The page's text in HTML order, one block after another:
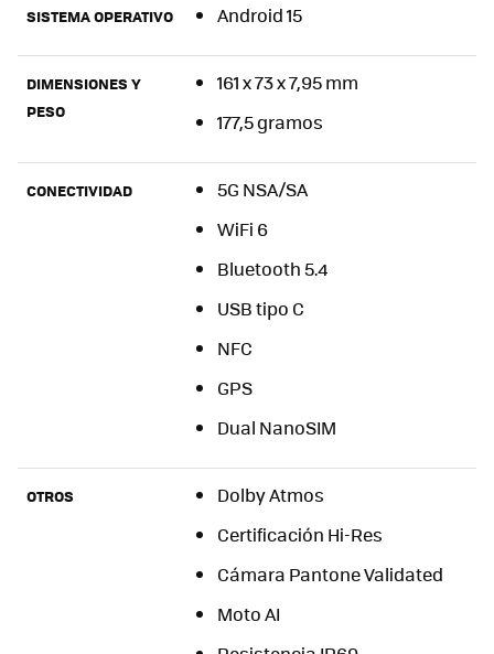
SISTEMA OPERATIVO Android 15
DIMENSIONES Y
PESO
161 x 73 x 7,95 mm
177,5 gramos
CONECTIVIDAD
5G NSA/SA
WiFi 6
Bluetooth 5.4
USB tipo C
NFC
GPS
Dual NanoSIM
OTROS
Dolby Atmos
Certificación Hi-Res
Cámara Pantone Validated
Moto AI